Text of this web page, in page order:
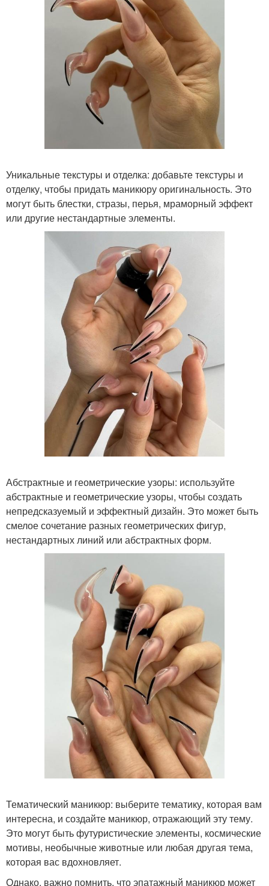
Уникальные текстуры и отделка: добавьте текстуры и
отделку, чтобы придать маникюру оригинальность. Это
могут быть блестки, стразы, перья, мраморный эффект
или другие нестандартные элементы.
Абстрактные и геометрические узоры: используйте
абстрактные и геометрические узоры, чтобы создать
непредсказуемый и эффектный дизайн. Это может быть
смелое сочетание разных геометрических фигур,
нестандартных линий или абстрактных форм.
Тематический маникюр: выберите тематику, которая вам
интересна, и создайте маникюр, отражающий эту тему.
Это могут быть футуристические элементы, космические
мотивы, необычные животные или любая другая тема,
которая вас вдохновляет.
Однако, важно помнить, что эпатажный маникюр может